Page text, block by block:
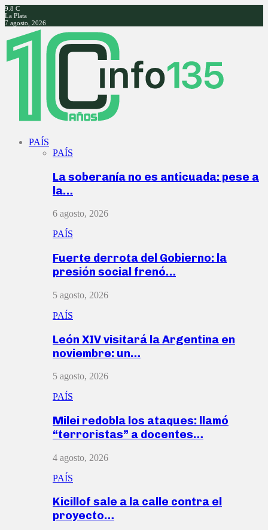
9.8 C
La Plata
7 agosto, 2026
Facebook
Twitter
Instagram
Youtube
PAÍS
PAÍS
La soberanía no es anticuada: pese a
la…
6 agosto, 2026
PAÍS
Fuerte derrota del Gobierno: la
presión social frenó…
5 agosto, 2026
PAÍS
León XIV visitará la Argentina en
noviembre: un…
5 agosto, 2026
PAÍS
Milei redobla los ataques: llamó
“terroristas” a docentes…
4 agosto, 2026
PAÍS
Kicillof sale a la calle contra el
proyecto…